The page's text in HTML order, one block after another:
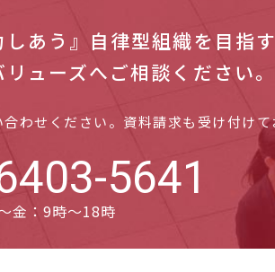
あう』自律型組織を目指す
ューズへご相談ください。
わせください。資料請求も受け付けて
5641
金：9時～18時